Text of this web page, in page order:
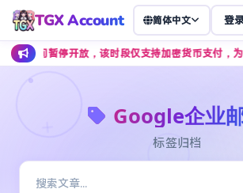
TGX Account 简体中文 登
期间暂停开放，该时段仅支持加密货币支付，为避
Google企业
标签归档